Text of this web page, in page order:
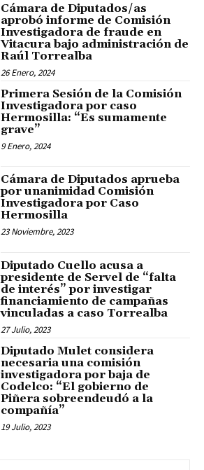
Cámara de Diputados/as
aprobó informe de Comisión
Investigadora de fraude en
Vitacura bajo administración de
Raúl Torrealba
26 Enero, 2024
Primera Sesión de la Comisión
Investigadora por caso
Hermosilla: “Es sumamente
grave”
9 Enero, 2024
Cámara de Diputados aprueba
por unanimidad Comisión
Investigadora por Caso
Hermosilla
23 Noviembre, 2023
Diputado Cuello acusa a
presidente de Servel de “falta
de interés” por investigar
financiamiento de campañas
vinculadas a caso Torrealba
27 Julio, 2023
Diputado Mulet considera
necesaria una comisión
investigadora por baja de
Codelco: “El gobierno de
Piñera sobreendeudó a la
compañía”
19 Julio, 2023